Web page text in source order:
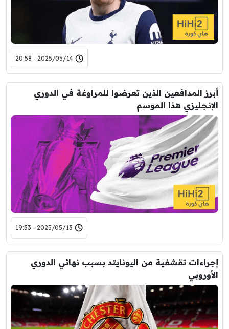
2025/05/14 - 20:58
أبرز المدافعين الذين تعرضوا للمراوغة في الدوري
الإنجليزي هذا الموسم
2025/05/13 - 19:33
إجراءات تقشفية من اليونايتد بسبب نهائي الدوري
الأوروبي